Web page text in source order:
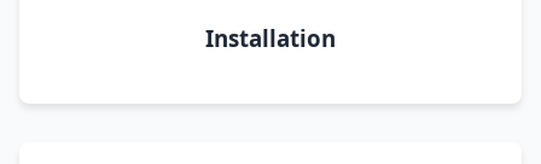
Installation